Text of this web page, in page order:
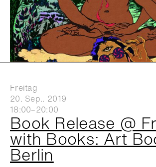
Freitag
20. Sep.. 2019
18:00–20:00
Book Release @
with Books: Art
Berlin